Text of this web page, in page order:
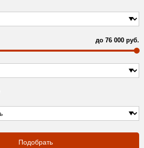
до 76 000 руб.
Подобрать